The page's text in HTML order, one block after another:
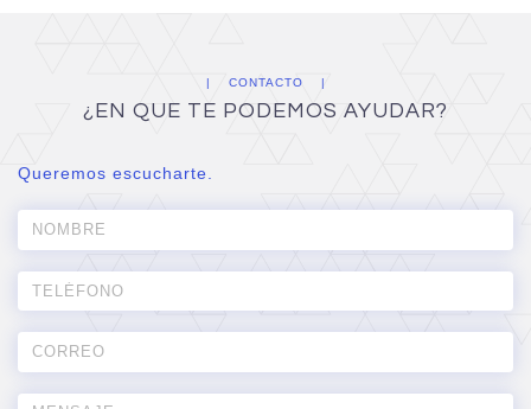
CONTACTO
¿EN QUE TE PODEMOS AYUDAR?
Queremos escucharte.